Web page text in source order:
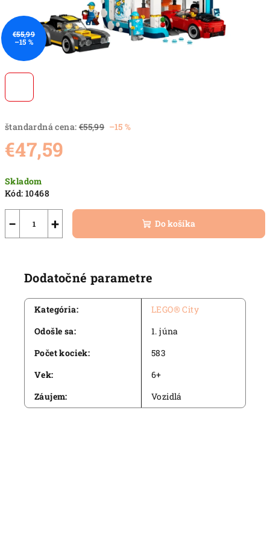
štandardná cena: €55,99 –15 %
€47,59
cena:
Skladom
Kód: 10468
+
− Do košíka
€55,99
–15 %
Dodatočné parametre
Kategória:
LEGO® City
Odošle sa:
1. júna
Počet kociek:
583
Vek:
6+
Záujem: Vozidlá